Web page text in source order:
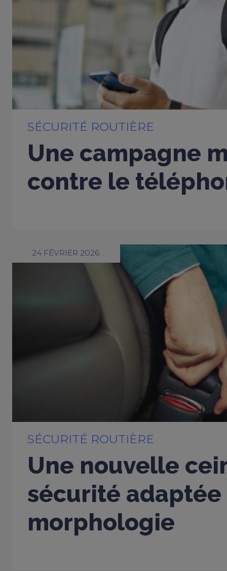
SÉCURITÉ ROUTIÈRE
Une campagne
contre le
24 FÉVRIER 2026
SÉCURITÉ ROUTIÈRE
Une nouvelle
sécurité adaptée
morphologie